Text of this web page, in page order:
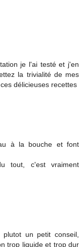
je l'ai testé et j'en
la trivialité de mes
délicieuses recettes
à la bouche et font
tout, c'est vraiment
un petit conseil,
trop liquide et trop dur